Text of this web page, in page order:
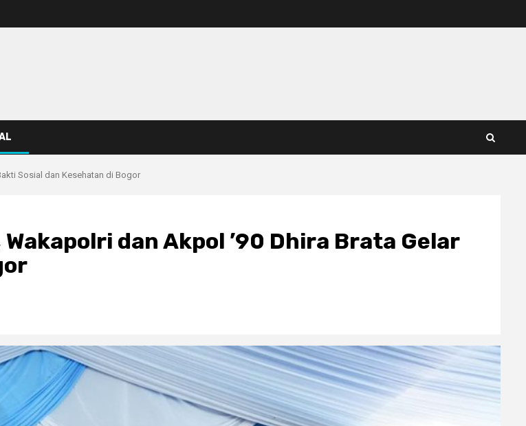
Sosial dan Kesehatan di Bogor
dan Akpol ’90 Dhira Brata Gelar